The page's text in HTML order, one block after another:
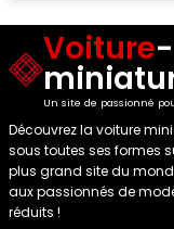
Voiture-
Un site de passionné
Découvrez la voiture
sous toutes ses formes
plus grand site du
aux passionnés de
réduits !